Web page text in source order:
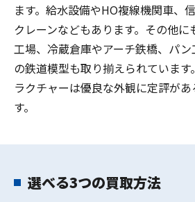
ます。給水設備やHO複線機関車、
クレーンなどもあります。その他
工場、冷蔵倉庫やアーチ鉄橋、パ
の鉄道模型も取り揃えられていま
ラクチャーは優良な外観に定評が
す。
選べる3つの買取方法